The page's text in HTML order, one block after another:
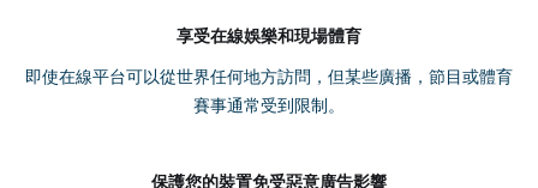
享受在線娛樂和現場體育
即使在線平台可以從世界任何地方訪問，但某些廣播，節目或體育
賽事通常受到限制。
保護您的裝置免受惡意廣告影響